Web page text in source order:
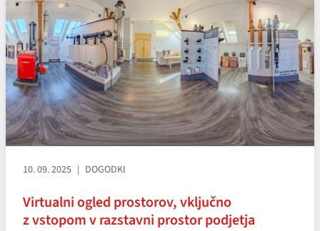
10. 09. 2025 DOGODKI
Virtualni ogled prostorov, vključno
z vstopom v razstavni prostor podjetja